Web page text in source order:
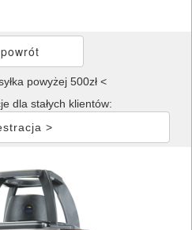
powyżej 500zł <
dla stałych klientów:
>